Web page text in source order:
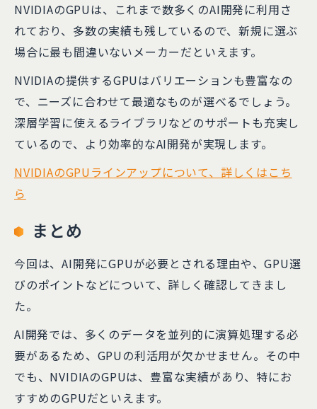
NVIDIAのGPUは、これまで数多くのAI開発に利用さ
れており、多数の実績も残しているので、新規に選ぶ
場合に最も間違いないメーカーだといえます。
NVIDIAの提供するGPUはバリエーションも豊富なの
で、ニーズに合わせて最適なものが選べるでしょう。
深層学習に使えるライブラリなどのサポートも充実し
ているので、より効率的なAI開発が実現します。
NVIDIAのGPUラインアップについて、詳しくはこち
ら
まとめ
今回は、AI開発にGPUが必要とされる理由や、GPU選
びのポイントなどについて、詳しく確認してきまし
た。
AI開発では、多くのデータを並列的に演算処理する必
要があるため、GPUの利活用が欠かせません。その中
でも、NVIDIAのGPUは、豊富な実績があり、特にお
すすめのGPUだといえます。